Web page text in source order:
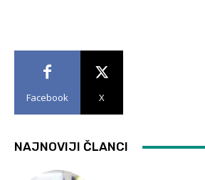
Facebook X
NAJNOVIJI ČLANCI